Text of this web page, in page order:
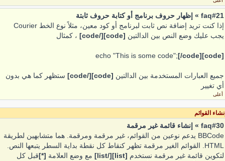
faq#21 » إظهار حروف برنامج أو كتابة حروف ثابتة
إذا كنت تريد إضافة نص ثابت لبرنامج أو كود معين، مثلاً نوع الخط Courier
يجب عليك وضع النص بين الدالتين [code][/code] ، كمثال
[code]
echo "This is some code";[/code]
جميع العبارات المستخدمة بين الدالتين [code][/code]
ستظهر كما هي بدون
أي تغيير
أعلى
القوائم
faq#30 » إنشاء قائمة غير مرقمة
BBCode يدعم نوعين من القوائم، غير مرقمة ومرقمة. هما متشابهين لطريقة
HTML. القوائم الغير مرقمة تظهر كنقاط كل نقطة بداية السطر يتبعها النص.
لتكوين قائمة غير مرقمة نستخدم [list][/list] مع وضع العلامة [*]قبل كل